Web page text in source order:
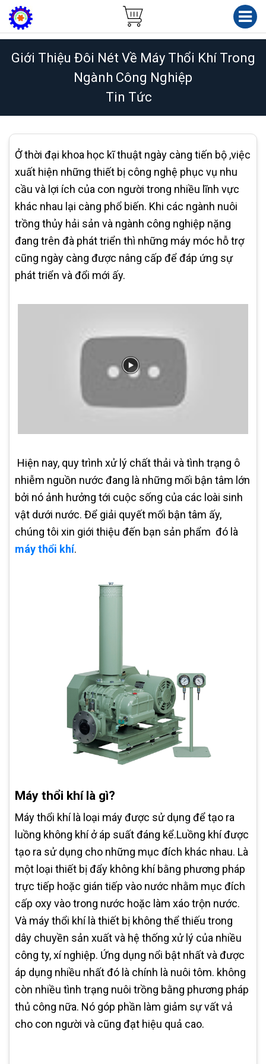
Giới Thiệu Đôi Nét Về Máy Thổi Khí Trong
Ngành Công Nghiệp
Tin Tức
Ở thời đại khoa học kĩ thuật ngày càng tiến bộ ,việc
xuất hiện những thiết bị công nghệ phục vụ nhu
cầu và lợi ích của con người trong nhiều lĩnh vực
khác nhau lại càng phổ biến. Khi các ngành nuôi
trồng thủy hải sản và ngành công nghiệp nặng
đang trên đà phát triển thì những máy móc hỗ trợ
cũng ngày càng được nâng cấp để đáp ứng sự
phát triển và đổi mới ấy.
Hiện nay, quy trình xử lý chất thải và tình trạng ô
nhiễm nguồn nước đang là những mối bận tâm lớn
bởi nó ảnh hưởng tới cuộc sống của các loài sinh
vật dưới nước. Để giải quyết mối bận tâm ấy,
chúng tôi xin giới thiệu đến bạn sản phẩm đó là
máy thổi khí.
Máy thổi khí là gì?
Máy thổi khí là loại máy được sử dụng để tạo ra
luồng không khí ở áp suất đáng kể.Luồng khí được
tạo ra sử dụng cho những mục đích khác nhau. Là
một loại thiết bị đẩy không khí bằng phương pháp
trực tiếp hoặc gián tiếp vào nước nhằm mục đích
cấp oxy vào trong nước hoặc làm xáo trộn nước.
Và máy thổi khí là thiết bị không thể thiếu trong
dây chuyền sản xuất và hệ thống xử lý của nhiều
công ty, xí nghiệp. Ứng dụng nổi bật nhất và được
áp dụng nhiều nhất đó là chính là nuôi tôm. không
còn nhiều tình trạng nuôi trồng bằng phương pháp
thủ công nữa. Nó góp phần làm giảm sự vất vả
cho con người và cũng đạt hiệu quả cao.